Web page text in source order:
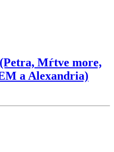
Mŕtve more,
a Alexandria)